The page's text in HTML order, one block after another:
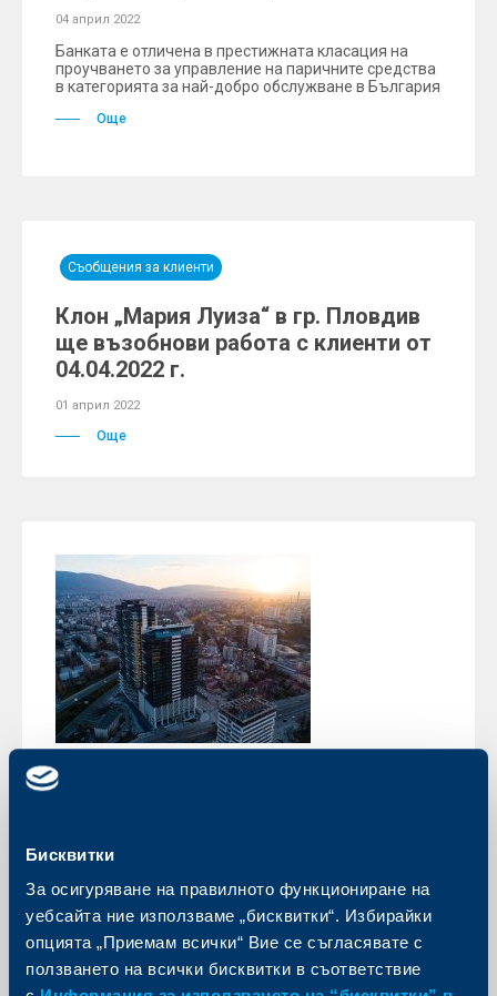
Бисквитки
За осигуряване на правилното функциониране на
уебсайта ние използваме „бисквитки“. Избирайки
опцията „Приемам всички“ Вие се съгласявате с
ползването на всички бисквитки в съответствие
04 април 2022
Банката е отличена в престижната класация на
проучването за управление на паричните средства
в категорията за най-добро обслужване в България
Още
Съобщения за клиенти
Клон „Мария Луиза“ в гр. Пловдив
ще възобнови работа с клиенти от
04.04.2022 г.
01 април 2022
Още
Енергийно ефективен дом с 0.15%
по-ниска лихва
29 март 2022
Инвестицията в енергийно ефективен имот е
инвестиция за повишаването качеството на живот